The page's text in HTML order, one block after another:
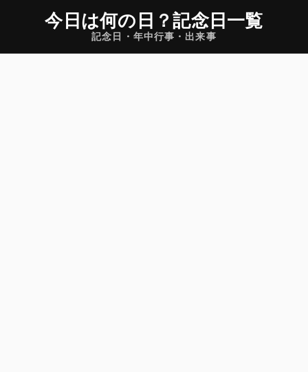
今日は何の日 ？記念日一覧
記念日・年中行事・出来事